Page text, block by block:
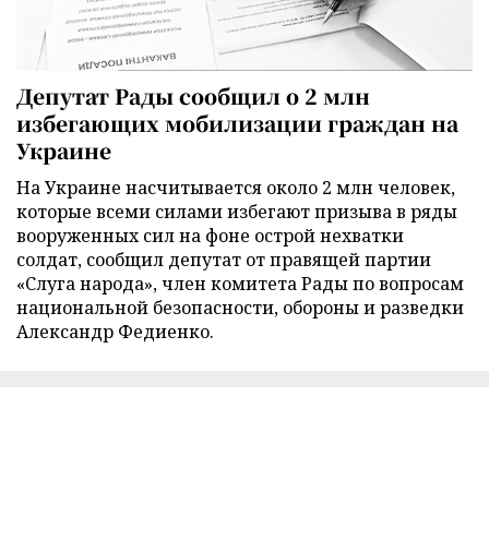
Депутат Рады сообщил о 2 млн
избегающих мобилизации граждан на
Украине
На Украине насчитывается около 2 млн человек,
которые всеми силами избегают призыва в ряды
вооруженных сил на фоне острой нехватки
солдат, сообщил депутат от правящей партии
«Слуга народа», член комитета Рады по вопросам
национальной безопасности, обороны и разведки
Александр Федиенко.